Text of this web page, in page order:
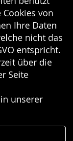
von
Ihre Daten
nicht das
entspricht.
über die
Seite
unserer